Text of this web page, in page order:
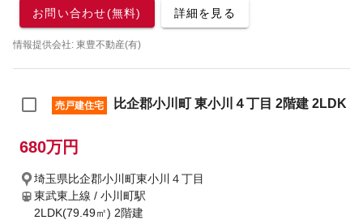
お問い合わせ(無料) 詳細を見る
情報提供会社: 東豊不動産(有)
売戸建住宅 比企郡小川町 東小川４丁目 2階建 2LDK
680万円
埼玉県比企郡小川町東小川４丁目
東武東上線 / 小川町駅
2LDK(79.49㎡) 2階建